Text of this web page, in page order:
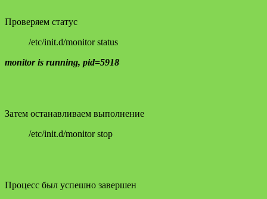
Проверяем статус
/etc/init.d/monitor status
monitor is running, pid=5918
Затем останавливаем выполнение
/etc/init.d/monitor stop
Процесс был успешно завершен